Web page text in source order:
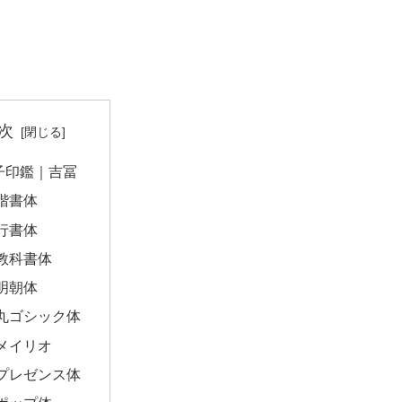
印鑑｜吉冨
書体
書体
科書体
朝体
ゴシック体
イリオ
レゼンス体